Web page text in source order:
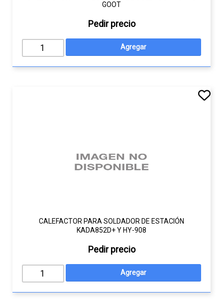
GOOT
Pedir precio
CALEFACTOR PARA SOLDADOR DE ESTACIÓN
KADA852D+ Y HY-908
Pedir precio